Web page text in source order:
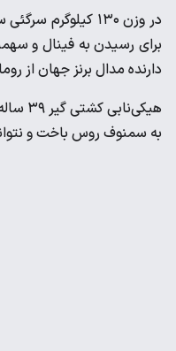
برای رسیدن به فینال و
دارنده مدال برنز جهان از
به سمنوف روس باخت و